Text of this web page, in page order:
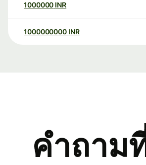
1000000 INR
1000000000 INR
คำถาม